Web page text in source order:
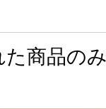
商品の